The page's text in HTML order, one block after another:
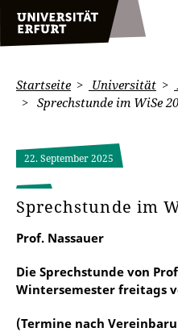
Startseite Universität
Sprechstunde im WiSe
22. September 2025
Sprechstunde im
Prof. Nassauer
Die Sprechstunde von
Wintersemester freitags
(Termine nach